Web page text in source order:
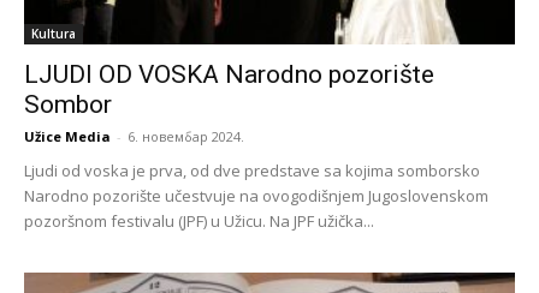
Kultura
LJUDI OD VOSKA Narodno pozorište
Sombor
Užice Media - 6. новембар 2024.
Ljudi od voska je prva, od dve predstave sa kojima somborsko
Narodno pozorište učestvuje na ovogodišnjem Jugoslovenskom
pozoršnom festivalu (JPF) u Užicu. Na JPF užička...